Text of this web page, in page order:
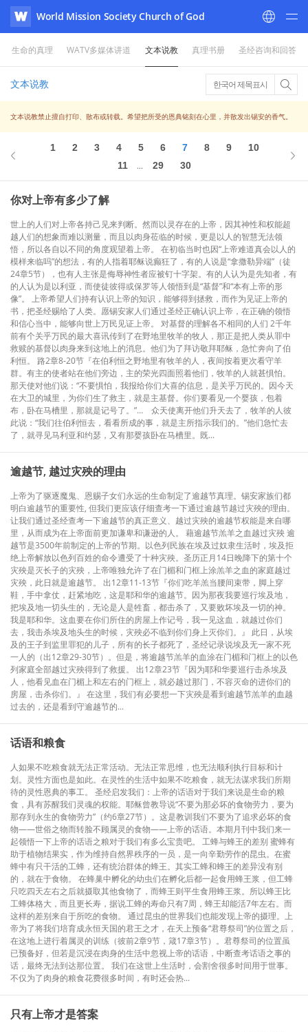
WATV
World Mission Society Church of God
生命的真理 WATV多媒体讲道 文本说教 真理书册 圣经咨询和回答
文本说教 한국어 제목표시
文本说教禁止擅自打印、散布或转载。希望把所受的恩典铭刻在心里，并散发出锡安的香气。
1 2 3 4 5 6 7 8 9
10
11
... 29 30
你对上帝有多少了解
世上的人们对上帝各持己见来判断。然而以灵存在的上帝，因其神性和权能超
越人们的想象而难以测量，而且以肉身莅临的时候，更是以人的智慧无法领
悟，所以各自以不同的角度观望着上帝。 在初临当时也因“上帝难道真会以人的
模样来临吗”的想法，有的人指着耶稣说癫狂了，有的人说是“拿撒勒异端”（徒
24章5节），也有人主张是侮辱神性者应被钉十字架。有的人认为是先知者，有
的人认为是以利亚，而使徒彼得或保罗等人领悟到是“基督”和“本有上帝的形
像”。 上帝希望人们持有认识上帝的知识，能够得到拯救，而作为见证上帝的
书，把圣经赐给了人类。愿锡安家人们通过圣经正确认识上帝，在正确的领悟
和信心当中，能够向世上万民见证上帝。 对基督的理解各不相同的人们 2千年
前有个关乎万民的最大喜讯传到了在野地里牧羊的牧人，那正是把人类从罪中
救赎的基督以肉身来到这地上的消息。他们为了拜访敬拜耶稣，急忙奔向了伯
利恒。 路2章8-20节『在伯利恒之野地里有牧羊的人，夜间按着更次看守羊
群。有主的使者站在他们旁边，主的荣光四面照着他们，牧羊的人就甚惧怕。
那天使对他们说：“不要惧怕，我报给你们大喜的信息，是关乎万民的。因今天
在大卫的城里，为你们生了救主，就是主基督。你们要看见一个婴孩，包着
布，卧在马槽里，那就是记号了。”… 众天使离开他们升天去了，牧羊的人彼
此说：“我们往伯利恒去，看看所成的事，就是主所指示我们的。”他们急忙去
了，就寻见马利亚和约瑟，又有那婴孩卧在马槽里。既...
逾越节, 越过灾殃的理由
上帝为了驱逐魔鬼、恩赐子女们永远的生命制定了逾越节真理。锡安家族们都
明白逾越节的重要性, 但我们更应该仔细查考一下通过逾越节越过灾殃的理由。
让我们通过圣经查考一下逾越节的真正意义、越过灾殃的逾越节权能是来自哪
里，从而成为在上帝面前更加谦卑和谦逊的人。 藉逾越节羔羊之血越过灾殃 逾
越节是3500年前制定的上帝的节期。以色列民族在埃及过奴隶生活时，埃及拒
绝上帝解放以色列百姓的命令遭受了十种灾殃。圣历正月14日晚降下的第十个
灾殃是灭长子的灾殃，上帝唯独允许了在门楣和门框上涂羔羊之血的家庭越过
灾殃，此日就是逾越节。 出12章11-13节『你们吃羊羔当腰间束带，脚上穿
鞋，手中拿仗，赶紧地吃，这是耶和华的逾越节。因为那夜我要巡行埃及地，
把埃及地一切头生的，无论是人是牲畜，都击杀了，又要败坏埃及一切的神。
我是耶和华。这血要在你们所住的房屋上作记号，我一见这血，就越过你们
去，我击杀埃及地头生的时候，灾殃必不临到你们身上灭你们。』 此日，从埃
及的王子到监里罪犯的儿子，所有的长子都死了，圣经记录说埃及无一家不死
一人的（出12章29-30节）。但是，将逾越节羔羊的血涂在门楣和门框上的以色
列家庭全部越过灾殃得到了救援。 出12章23节『因为耶和华要巡行击杀埃及
人，他看见血在门楣上和左右的门框上，就必越过那门，不容灭命的进你们的
房屋，击杀你们。』 在这里，我们有必要想一下灾殃是看到逾越节羔羊的血越
过去的，还是看到守逾越节的...
话语和粮食
人如果不吃粮食就无法正常活动。无法正常思维，也无法顺利执行目标和计
划。灵性方面也是如此。在灵性的生活中如果不吃粮食，就无法谋求我们所期
待的灵性恩典的事工。 圣经启发我们：上帝的话语对于我们来说是生命的粮
食，具有苏醒我们灵魂的权能。耶稣曾教导说“不要为那必坏的食物劳力，要为
那存到永生的食物劳力”（约6章27节）。这是教训我们不要为了追求必坏的食
物——世俗之物而转脸不顾属灵的食物——上帝的话语。本期月刊中我们来一
起领悟一下上帝的话语之粮对于我们有多么宝贵吧。 工蜂与蜂王的差别 蜜蜂有
助于植物结果实，作为维持自然界秩序的一员，是一向辛勤劳作的昆虫。在蜜
蜂中有只干活的工蜂，还有统治群体的蜂王。其实工蜂和蜂王的差异没有别
的，就在于食物。 在蜂巢中孵化的幼虫们在孵化后都一起食用蜂王浆，但工蜂
只吃四天左右之后就摄取其他食物了，而蜂王则平生食用蜂王浆。所以蜂王比
工蜂体格大，而且更长寿，据说工蜂的寿命只有7周，蜂王却能活7年左右。而
这样的差别来自于所吃的食物。 通过昆虫的世界我们也能发现上帝的摄理。上
帝为了将我们培育成永恒天国的君王之才，在天上预备“君尊祭司”的位置之后，
在这地上进行着属灵的训练（彼前2章9节，箴17章3节）。君尊祭司的位置虽
已预备好，但若是沉浸在肉身的生活中忽视上帝的话语，中断查考话语之事的
话，最终无法到达那位置。 我们在这世上生活时，会割舍很多时间用于世事。
不仅为了肉身的粮食花费很多时间，有时还会热...
只有上帝才是答案